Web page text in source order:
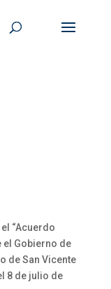
“Acuerdo
el Gobierno de
de San Vicente
8 de julio de